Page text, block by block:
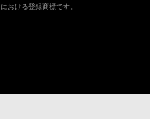
おける登録商標です。